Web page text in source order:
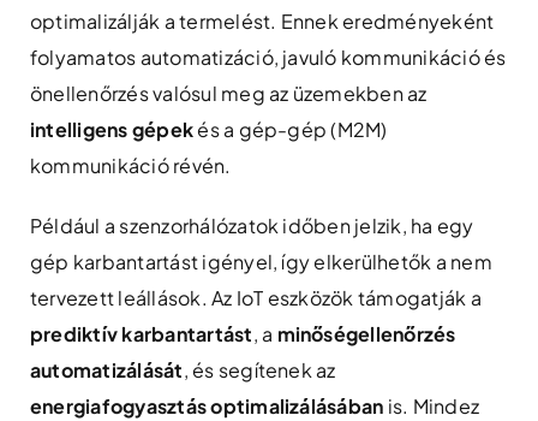
optimalizálják a termelést. Ennek eredményeként
folyamatos automatizáció, javuló kommunikáció és
önellenőrzés valósul meg az üzemekben az
intelligens gépekés a gép-gép (M2M)
kommunikáció révén​.
Például a szenzorhálózatok időben jelzik, ha egy
gép karbantartást igényel, így elkerülhetők a nem
tervezett leállások. Az IoT eszközök támogatják a
prediktív karbantartást, a minőségellenőrzés
automatizálását, és segítenek az
energiafogyasztás optimalizálásában is. Mindez